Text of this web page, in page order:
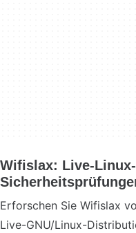
Wifislax: Live-
Erforschen Sie Wifislax
Live-GNU/Linux-